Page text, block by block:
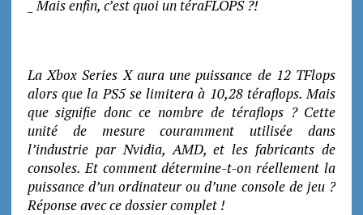
_ Mais enfin, c’est quoi un téraFLOPS ?!
La Xbox Series X aura une puissance de 12 TFlops
alors que la PS5 se limitera à 10,28 téraflops. Mais
que signifie donc ce nombre de téraflops ? Cette
unité de mesure couramment utilisée dans
l’industrie par Nvidia, AMD, et les fabricants de
consoles. Et comment détermine-t-on réellement la
puissance d’un ordinateur ou d’une console de jeu ?
Réponse avec ce dossier complet !